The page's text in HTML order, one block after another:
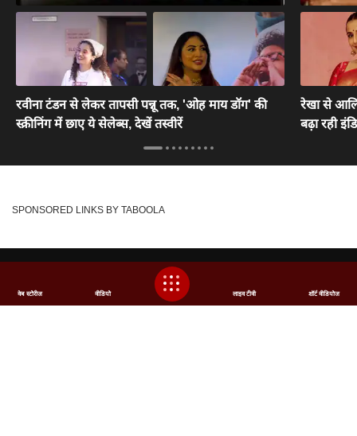
रवीना टंडन से लेकर तापसी पन्नू तक, 'ओह माय डॉग' की
स्क्रीनिंग में छाए ये सेलेब्स, देखें तस्वीरें
रेखा से
बढ़ा रही
SPONSORED LINKS BY TABOOLA
CAREERS
ADVERTISE WITH US
SITEMAP
DISCLAIMER
वेब स्टोरीज वीडियो लाइव टीवी शॉर्ट वीडियोज